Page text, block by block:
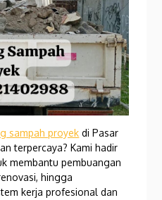
sampah proyek di Pasar
terpercaya? Kami hadir
membantu pembuangan
hingga
kerja profesional dan